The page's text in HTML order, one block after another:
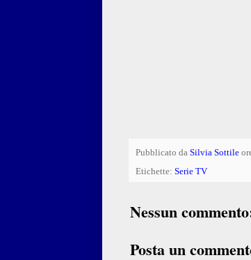
Pubblicato da Silvia Sottile
Etichette: Serie TV
Nessun
Posta un